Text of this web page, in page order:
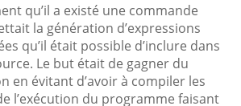
qu’il a existé une commande
la génération d’expressions
qu’il était possible d’inclure dans
Le but était de gagner du
en évitant d’avoir à compiler les
l’exécution du programme faisant